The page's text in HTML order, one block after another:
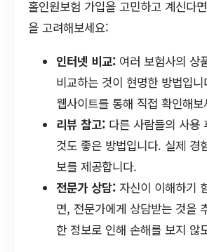
홀인원보험 가입을 고민하고 계신다
을 고려해보세요:
인터넷 비교: 여러 보험사의 상
비교하는 것이 현명한 방법입
웹사이트를 통해 직접 확인해보
리뷰 참고: 다른 사람들의 사용
것도 좋은 방법입니다. 실제 경
보를 제공합니다.
전문가 상담: 자신이 이해하기
면, 전문가에게 상담받는 것을
한 정보로 인해 손해를 보지 않